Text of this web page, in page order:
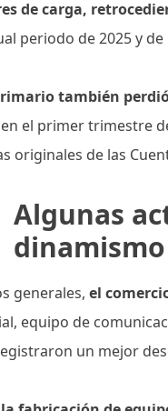
de carga,
periodo de 2025 y
también
el primer trimestre
originales de las
Algunas
dinamismo
generales,el
equipo de
un mejor